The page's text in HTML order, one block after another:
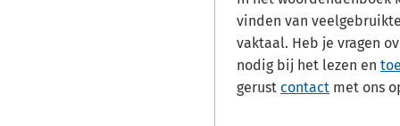
vinden van
vaktaal. Heb je vragen
nodig bij het lezen en
gerust contact met ons